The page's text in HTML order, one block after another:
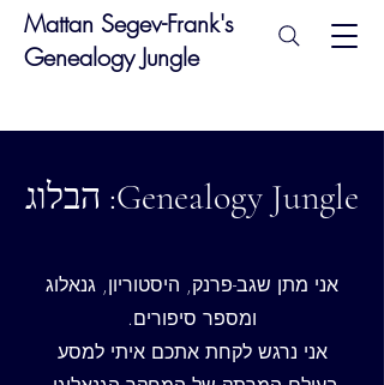
Mattan Segev-Frank's
Genealogy Jungle
Genealogy Jungle: הבלוג
אני מתן שגב-פרנק, היסטוריון, גנאלוג
ומספר סיפורים.
אני נרגש לקחת אתכם איתי למסע